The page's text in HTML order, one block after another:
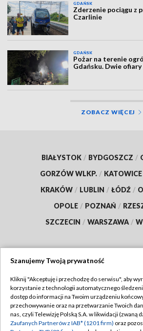
GDAŃSK
Zderzenie pociągu z
Czarlinie
GDAŃSK
Pożar na terenie
Gdańsku. Dwie
ZOBACZ WIĘCEJ
BIAŁYSTOK / BYDGOSZCZ /
GORZÓW WLKP. / KATOWICE
KRAKÓW / LUBLIN / ŁÓDŹ /
OPOLE / POZNAŃ /
SZCZECIN / WARSZAWA /
TVP
Abonament TVP
Emisja w TVP
Regulamin TVP
Polityka
Szanujemy Twoją prywatność
Kliknij "Akceptuję i przechodzę do serwisu", aby
korzystanie z technologii automatycznego
dostęp do informacji na Twoim urządzeniu
przechowywanie oraz na przetwarzanie Twoich
nas, czyli Telewizję Polską S.A. w likwidacji (zwaną
Zaufanych Partnerów z IAB* (1201 firm) oraz